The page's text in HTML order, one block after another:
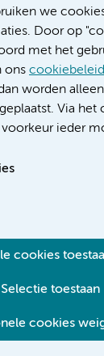
we
Door op
met het
ons cookiebeleid
worden
Via het
ieder
cookies
Selectie toestaan
cookies